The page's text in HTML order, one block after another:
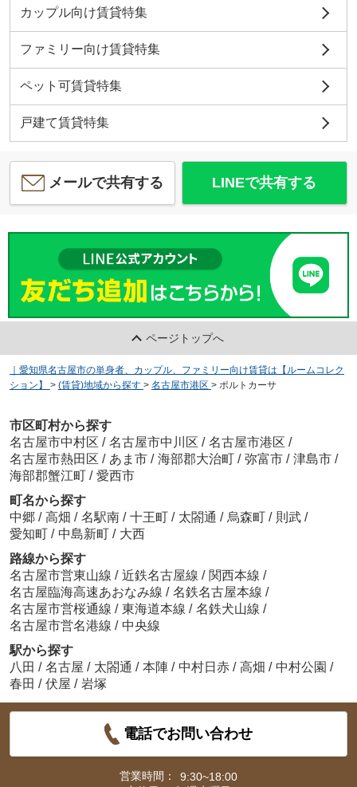
カップル向け賃貸特集
ファミリー向け賃貸特集
ペット可賃貸特集
戸建て賃貸特集
メールで共有する LINEで共有する
ページトップへ
｜愛知県名古屋市の単身者、カップル、ファミリー向け賃貸は【ルームコレク
ション】
> (賃貸)地域から探す > 名古屋市港区 > ポルトカーサ
市区町村から探す
名古屋市中村区 / 名古屋市中川区 / 名古屋市港区 /
名古屋市熱田区 / あま市 / 海部郡大治町 / 弥富市 / 津島市 /
海部郡蟹江町 / 愛西市
町名から探す
中郷 / 高畑 / 名駅南 / 十王町 / 太閤通 / 烏森町 / 則武 /
愛知町 / 中島新町 / 大西
路線から探す
名古屋市営東山線 / 近鉄名古屋線 / 関西本線 /
名古屋臨海高速あおなみ線 / 名鉄名古屋本線 /
名古屋市営桜通線 / 東海道本線 / 名鉄犬山線 /
名古屋市営名港線 / 中央線
駅から探す
八田 / 名古屋 / 太閤通 / 本陣 / 中村日赤 / 高畑 / 中村公園 /
春田 / 伏屋 / 岩塚
電話でお問い合わせ
営業時間：
9:30~18:00